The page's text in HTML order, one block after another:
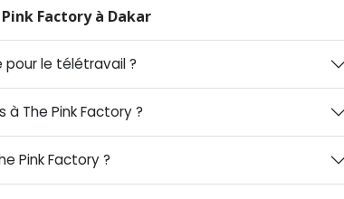
Factory à Dakar
pour le télétravail ?
The Pink Factory ?
Pink Factory ?